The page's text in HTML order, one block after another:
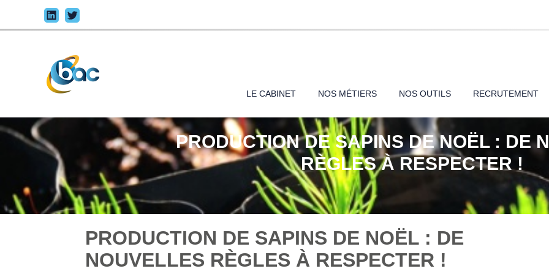
au
Principal
LE CABINET NOS MÉTIERS NOS OUTILS RECRUTEMENT
PRODUCTION DE SAPINS DE NOËL : DE
RÈGLES À RESPECTER !
PRODUCTION DE SAPINS DE NOËL : DE
NOUVELLES RÈGLES À RESPECTER !